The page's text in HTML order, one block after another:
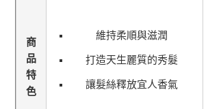
商
品
特
色
維持柔順與滋潤
打造天生麗質的秀髮
讓髮絲釋放宜人香氣